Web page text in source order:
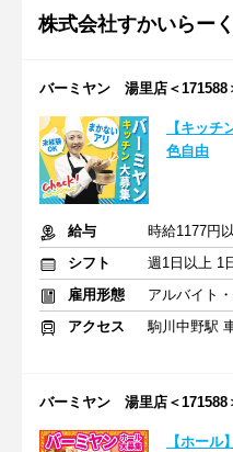
株式会社すかいらー
バーミヤン 湯里店＜171588
【キッ
色自由
給与
時給1177円
シフト
雇用形態
アルバイト
アクセス
駒川中野駅
バーミヤン 湯里店＜171588
【ホー